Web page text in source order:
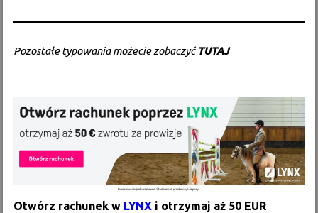
Pozostałe typowania możecie zobaczyć TUTAJ
Otwórz rachunek w LYNX i otrzymaj aż 50 EUR